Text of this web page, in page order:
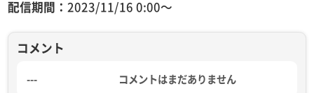
配信期間： 2023/11/16 0:00〜
コメント
--- コメントはまだありません